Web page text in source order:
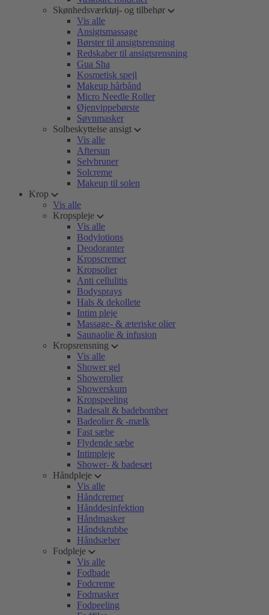
Skønhedsværktøj- og tilbehør
Vis alle
Ansigtsmassage
Børster til ansigtsrensning
Redskaber til ansigtsrensning
Gua Sha
Kosmetisk spejl
Makeup hårbånd
Micro Needle Roller
Øjenvippebørste
Søvnmasker
Solbeskyttelse ansigt
Vis alle
Aftersun
Selvbruner
Solcreme
Makeup til solen
Krop
Vis alle
Kropspleje
Vis alle
Bodylotions
Deodoranter
Kropscremer
Kropsolier
Anti cellulitis
Bodysprays
Hals & dekollete
Intim pleje
Massage- & æteriske olier
Saunaolie & infusion
Kropsrensning
Vis alle
Shower gel
Showerolier
Showerskum
Kropspeeling
Badesalt & badebomber
Badeolier & -mælk
Fast sæbe
Flydende sæbe
Intimpleje
Shower- & badesæt
Håndpleje
Vis alle
Håndcremer
Hånddesinfektion
Håndmasker
Håndskrubbe
Håndsæber
Fodpleje
Vis alle
Fodbade
Fodcreme
Fodmasker
Fodpeeling